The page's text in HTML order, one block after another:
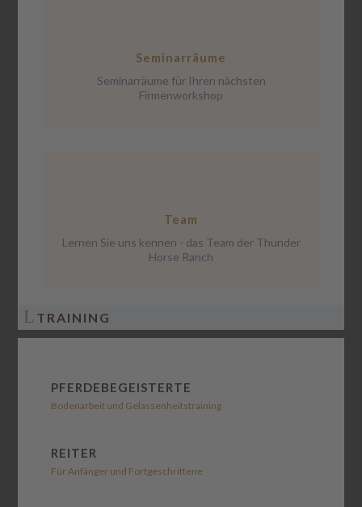
Seminarräume
Seminarräume für Ihren nächsten
Firmenworkshop
Team
Lernen Sie uns kennen - das Team der Thunder
Horse Ranch
L TRAINING
PFERDEBEGEISTERTE
Bodenarbeit und Gelassenheitstraining
REITER
Für Anfänger und Fortgeschrittene